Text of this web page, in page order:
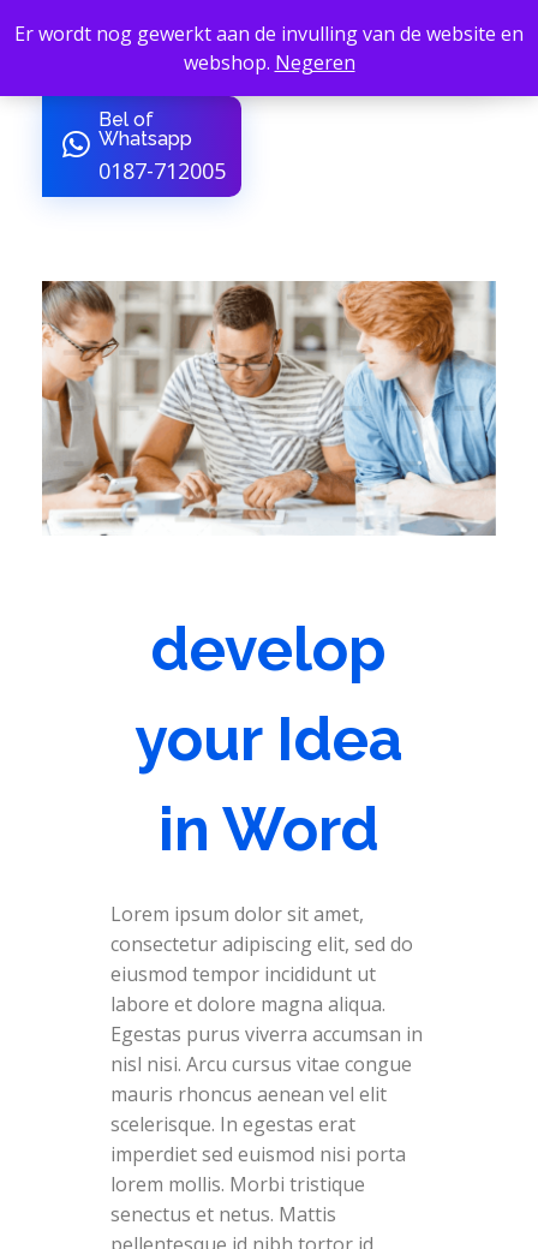
Er wordt nog gewerkt aan de invulling van de website en
webshop. Negeren
Bel of
Whatsapp
0187-712005
develop
your Idea
in Word
Lorem ipsum dolor sit amet,
consectetur adipiscing elit, sed do
eiusmod tempor incididunt ut
labore et dolore magna aliqua.
Egestas purus viverra accumsan in
nisl nisi. Arcu cursus vitae congue
mauris rhoncus aenean vel elit
scelerisque. In egestas erat
imperdiet sed euismod nisi porta
lorem mollis. Morbi tristique
senectus et netus. Mattis